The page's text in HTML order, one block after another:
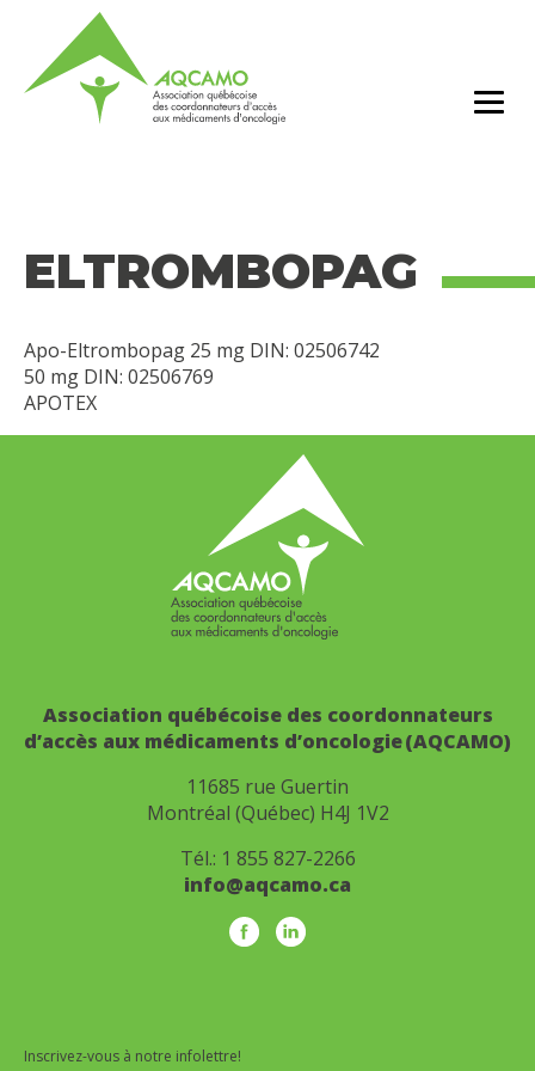
ELTROMBOPAG
Apo-Eltrombopag 25 mg DIN: 02506742
50 mg DIN: 02506769
APOTEX
Association québécoise des coordonnateurs
d’accès aux médicaments d’oncologie (AQCAMO)
11685 rue Guertin
Montréal (Québec) H4J 1V2
Tél.: 1 855 827-2266
info@aqcamo.ca
Inscrivez-vous à notre infolettre!